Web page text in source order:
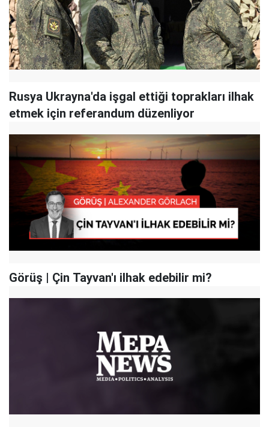
Rusya Ukrayna'da işgal ettiği toprakları ilhak
etmek için referandum düzenliyor
Görüş | Çin Tayvan'ı ilhak edebilir mi?